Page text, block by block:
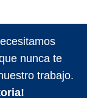
nunca te
trabajo.